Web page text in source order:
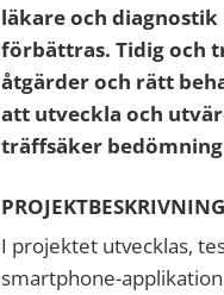
läkare och
förbättras. Tidig och
åtgärder och rätt
att utveckla och
träffsäker
PROJEKTBESKRIVNING
I projektet utvecklas,
smartphone-